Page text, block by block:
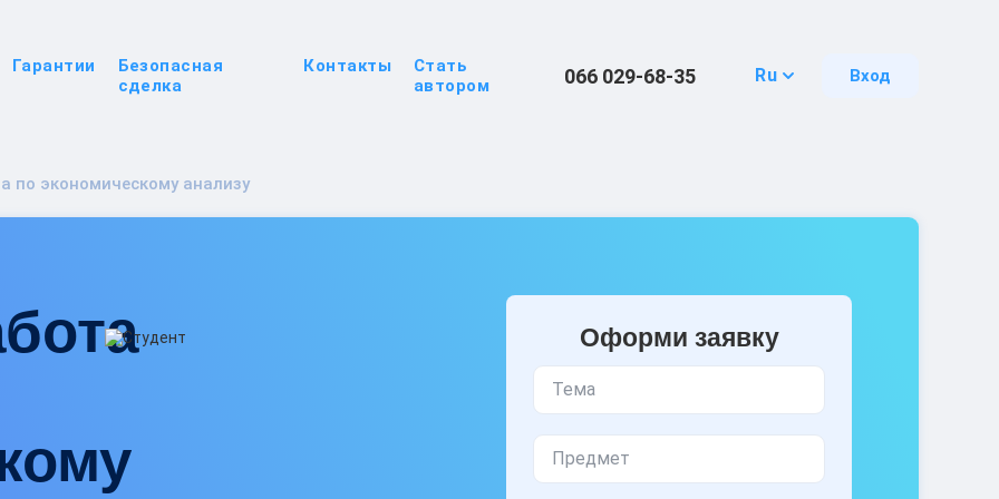
Гарантии
Безопасная
сделка
Контакты
Стать
автором
066 029-68-35 Ru Вход
по экономическому анализу
Оформи заявку